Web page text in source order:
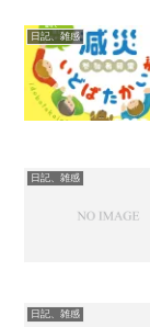
日記、雑感
日記、雑感
日記、雑感